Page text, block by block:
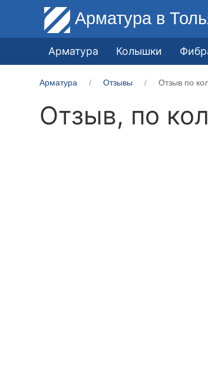
Арматура в
Арматура Колышки
Арматура Отзывы Отзыв по
Отзыв, по